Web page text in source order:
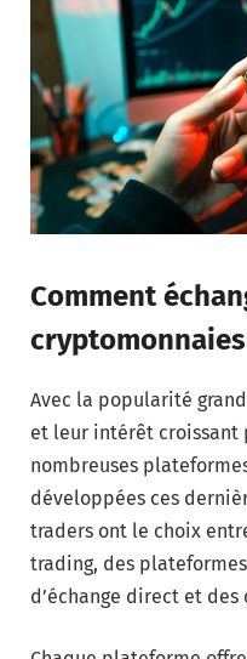
Comment
Avec la popularité
et leur intérêt croissant
nombreuses
développées ces
traders ont le choix
trading, des
d’échange direct et des